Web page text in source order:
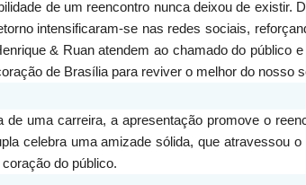
de um reencontro nunca deixou de existir.
intensificaram-se nas redes sociais,
& Ruan atendem ao chamado do público
de Brasília para reviver o melhor do nosso
de uma carreira, a apresentação promove o
celebra uma amizade sólida, que atravessou
do público.